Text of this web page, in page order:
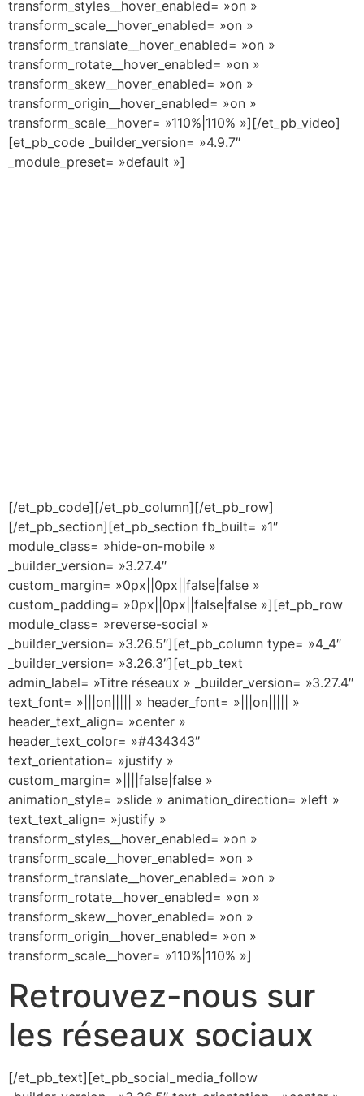
transform_styles__hover_enabled= »on »
transform_scale__hover_enabled= »on »
transform_translate__hover_enabled= »on »
transform_rotate__hover_enabled= »on »
transform_skew__hover_enabled= »on »
transform_origin__hover_enabled= »on »
transform_scale__hover= »110%|110% »][/et_pb_video]
[et_pb_code _builder_version= »4.9.7″
_module_preset= »default »]
[/et_pb_code][/et_pb_column][/et_pb_row]
[/et_pb_section][et_pb_section fb_built= »1″
module_class= »hide-on-mobile »
_builder_version= »3.27.4″
custom_margin= »0px||0px||false|false »
custom_padding= »0px||0px||false|false »][et_pb_row
module_class= »reverse-social »
_builder_version= »3.26.5″][et_pb_column type= »4_4″
_builder_version= »3.26.3″][et_pb_text
admin_label= »Titre réseaux » _builder_version= »3.27.4″
text_font= »|||on||||| » header_font= »|||on||||| »
header_text_align= »center »
header_text_color= »#434343″
text_orientation= »justify »
custom_margin= »||||false|false »
animation_style= »slide » animation_direction= »left »
text_text_align= »justify »
transform_styles__hover_enabled= »on »
transform_scale__hover_enabled= »on »
transform_translate__hover_enabled= »on »
transform_rotate__hover_enabled= »on »
transform_skew__hover_enabled= »on »
transform_origin__hover_enabled= »on »
transform_scale__hover= »110%|110% »]
Retrouvez-nous sur
les réseaux sociaux
[/et_pb_text][et_pb_social_media_follow